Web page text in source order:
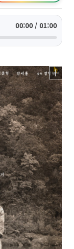
00:00 / 01:00